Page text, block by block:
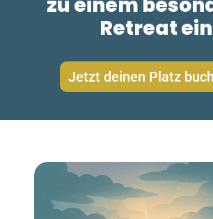
Retreat ein
Jetzt deinen Platz